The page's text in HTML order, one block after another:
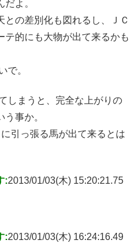
よ。
の差別化も図れるし、ＪＣ
テ的にも大物が出て来るかも
で。
しまうと、完全な上がりの
事か。
引っ張る馬が出て来るとは
:2013/01/03(木) 15:20:21.75
:2013/01/03(木) 16:24:16.49